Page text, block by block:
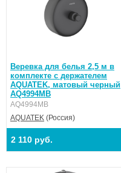
Веревка для белья 2,5 м в
комплекте с держателем
AQUATEK, матовый черный
AQ4994MB
AQ4994MB
AQUATEK (Россия)
2 110 руб.